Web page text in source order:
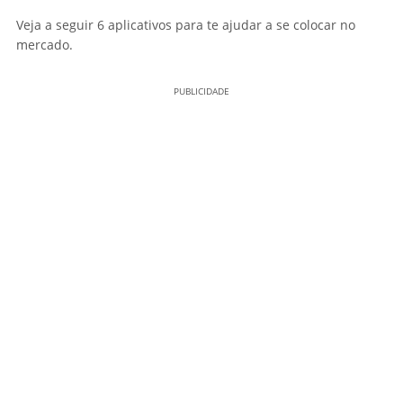
Veja a seguir 6 aplicativos para te ajudar a se colocar no
mercado.
PUBLICIDADE